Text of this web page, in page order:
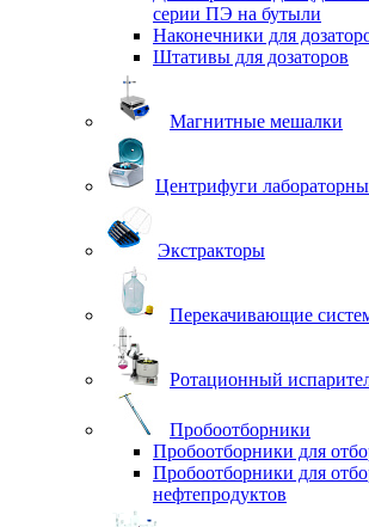
серии ПЭ на бутыли
Наконечники для
Штативы для дозаторов
Магнитные мешалки
Центрифуги
Экстракторы
Перекачивающие
Ротационный
Пробоотборники
Пробоотборники для
Пробоотборники для
нефтепродуктов